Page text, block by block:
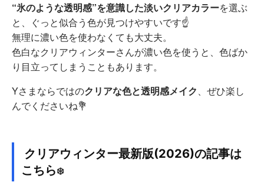
“氷のような透明感”を意識した淡いクリアカラーを選ぶ
と、ぐっと似合う色が見つけやすいです☝️
無理に濃い色を使わなくても大丈夫。
色白なクリアウィンターさんが濃い色を使うと、色ばか
り目立ってしまうこともあります。
Yさまならではのクリアな色と透明感メイク、ぜひ楽し
んでくださいね💐
クリアウィンター最新版(2026)の記事は
こちら❄️